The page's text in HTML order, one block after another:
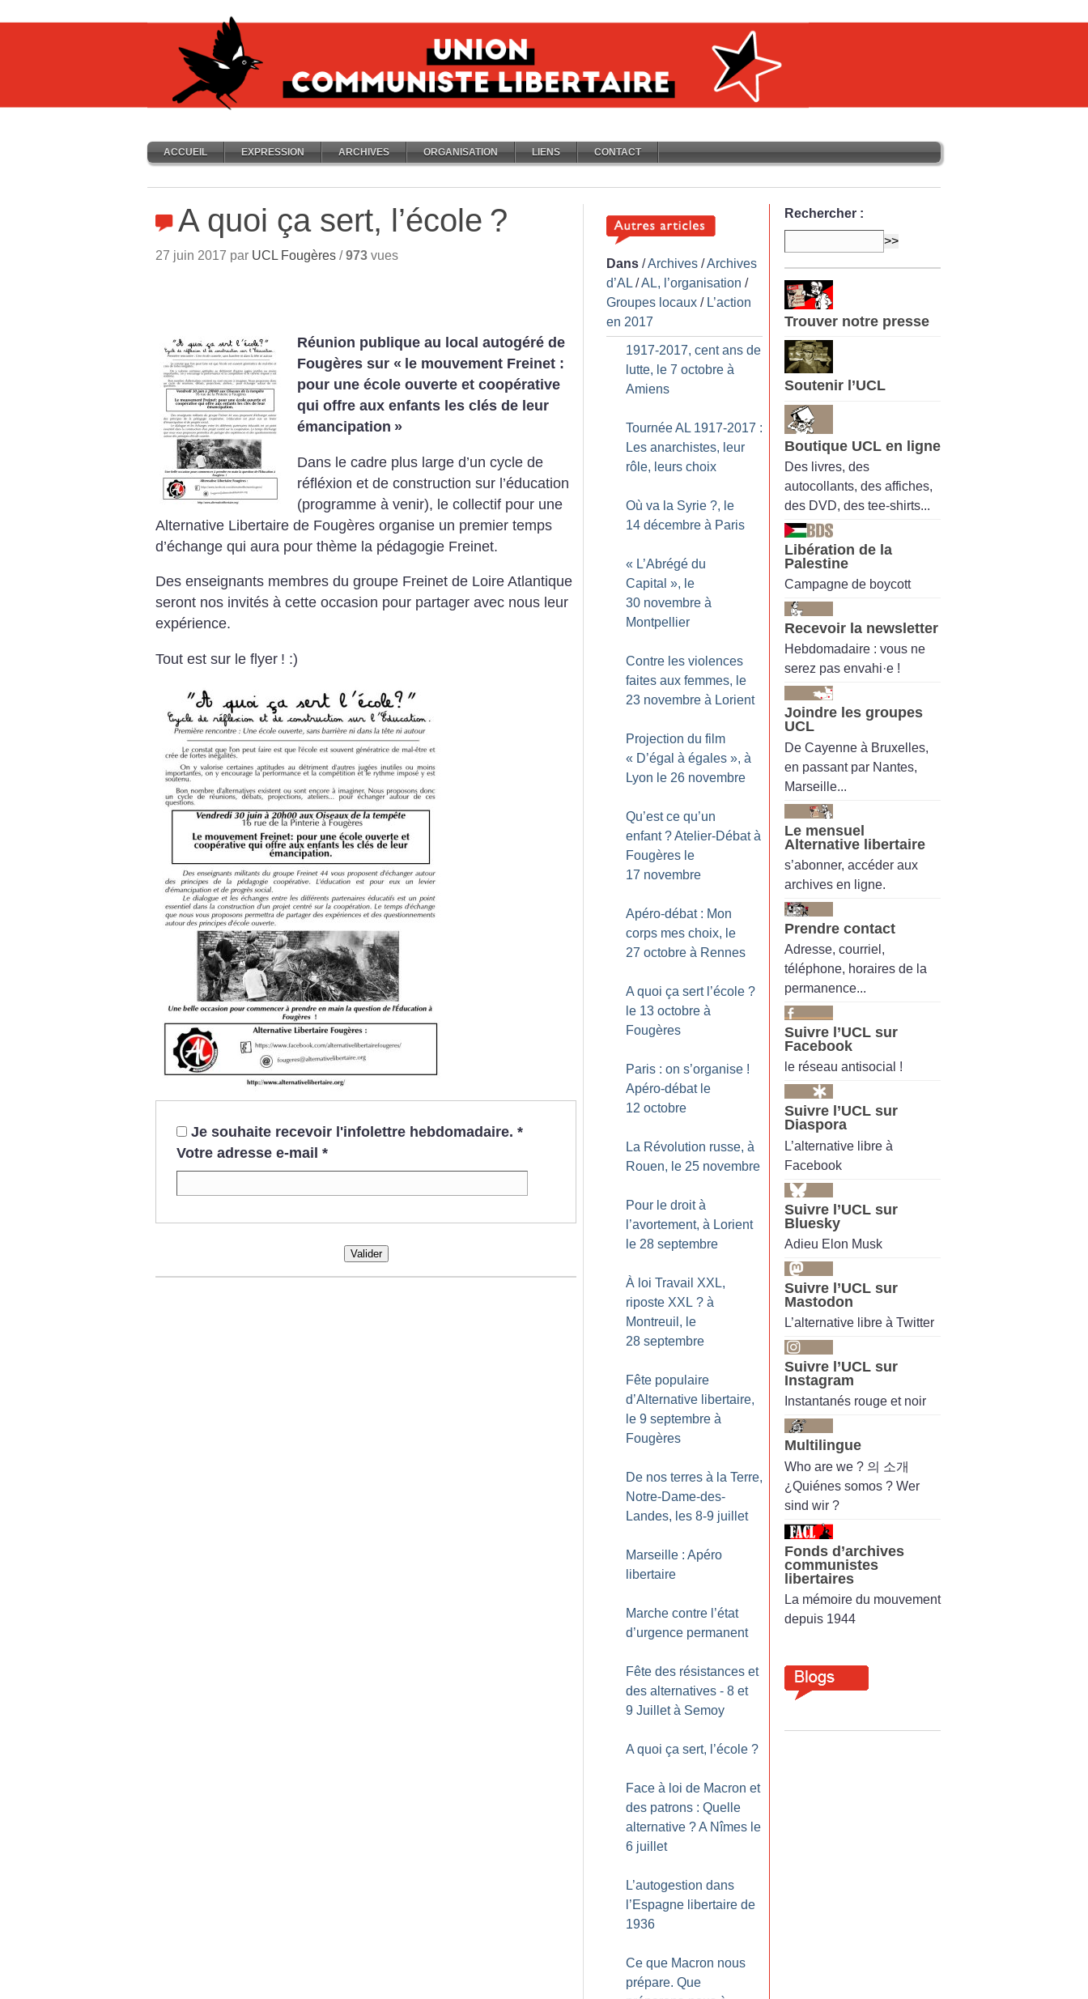
ACCUEIL EXPRESSION ARCHIVES ORGANISATION LIENS CONTACT
A quoi ça sert, l’école ?
27 juin 2017 par UCL Fougères /973 vues
Réunion publique au local autogéré de
Fougères sur « le mouvement Freinet :
pour une école ouverte et coopérative
qui offre aux enfants les clés de leur
émancipation »
Dans le cadre plus large d’un cycle de
réfléxion et de construction sur l’éducation
(programme à venir), le collectif pour une
Alternative Libertaire de Fougères organise un premier temps
d’échange qui aura pour thème la pédagogie Freinet.
Des enseignants membres du groupe Freinet de Loire Atlantique
seront nos invités à cette occasion pour partager avec nous leur
expérience.
Tout est sur le flyer ! :)
Je souhaite recevoir l'infolettre hebdomadaire. *
Votre adresse e-mail *
Valider
Dans /Archives /Archives
d’AL /AL, l’organisation /
Groupes locaux / L’action
en 2017
1917-2017, cent ans de
lutte, le 7 octobre à
Amiens
Tournée AL 1917-2017 :
Les anarchistes, leur
rôle, leurs choix
Où va la Syrie ?, le
14 décembre à Paris
« L’Abrégé du
Capital », le
30 novembre à
Montpellier
Contre les violences
faites aux femmes, le
23 novembre à Lorient
Projection du film
« D’égal à égales », à
Lyon le 26 novembre
Qu’est ce qu’un
enfant ? Atelier-Débat à
Fougères le
17 novembre
Apéro-débat : Mon
corps mes choix, le
27 octobre à Rennes
A quoi ça sert l’école ?
le 13 octobre à
Fougères
Paris : on s’organise !
Apéro-débat le
12 octobre
La Révolution russe, à
Rouen, le 25 novembre
Pour le droit à
l’avortement, à Lorient
le 28 septembre
À loi Travail XXL,
riposte XXL ? à
Montreuil, le
28 septembre
Fête populaire
d’Alternative libertaire,
le 9 septembre à
Fougères
De nos terres à la Terre,
Notre-Dame-des-
Landes, les 8-9 juillet
Marseille : Apéro
libertaire
Marche contre l’état
d’urgence permanent
Fête des résistances et
des alternatives - 8 et
9 Juillet à Semoy
A quoi ça sert, l’école ?
Face à loi de Macron et
des patrons : Quelle
alternative ? A Nîmes le
6 juillet
L’autogestion dans
l’Espagne libertaire de
1936
Ce que Macron nous
prépare. Que
Rechercher :
Trouver notre presse
Soutenir l’UCL
Boutique UCL en ligne
Des livres, des
autocollants, des affiches,
des DVD, des tee-shirts...
Libération de la
Palestine
Campagne de boycott
Recevoir la newsletter
Hebdomadaire : vous ne
serez pas envahi·e !
Joindre les groupes
UCL
De Cayenne à Bruxelles,
en passant par Nantes,
Marseille...
Le mensuel
Alternative libertaire
s’abonner, accéder aux
archives en ligne.
Prendre contact
Adresse, courriel,
téléphone, horaires de la
permanence...
Suivre l’UCL sur
Facebook
le réseau antisocial !
Suivre l’UCL sur
Diaspora
L’alternative libre à
Facebook
Suivre l’UCL sur
Bluesky
Adieu Elon Musk
Suivre l’UCL sur
Mastodon
L’alternative libre à Twitter
Suivre l’UCL sur
Instagram
Instantanés rouge et noir
Multilingue
Who are we ? 의 소개
¿Quiénes somos ? Wer
sind wir ?
Fonds d’archives
communistes
libertaires
La mémoire du mouvement
depuis 1944